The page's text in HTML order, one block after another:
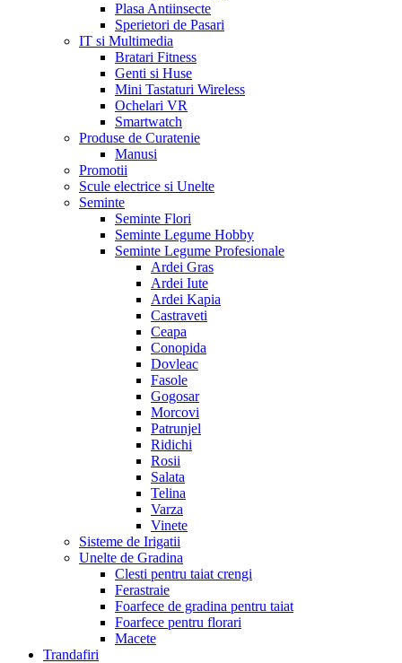
Plasa Antiinsecte
Sperietori de Pasari
IT si Multimedia
Bratari Fitness
Genti si Huse
Mini Tastaturi Wireless
Ochelari VR
Smartwatch
Produse de Curatenie
Manusi
Promotii
Scule electrice si Unelte
Seminte
Seminte Flori
Seminte Legume Hobby
Seminte Legume Profesionale
Ardei Gras
Ardei Iute
Ardei Kapia
Castraveti
Ceapa
Conopida
Dovleac
Fasole
Gogosar
Morcovi
Patrunjel
Ridichi
Rosii
Salata
Telina
Varza
Vinete
Sisteme de Irigatii
Unelte de Gradina
Clesti pentru taiat crengi
Ferastraie
Foarfece de gradina pentru taiat
Foarfece pentru florari
Macete
Trandafiri